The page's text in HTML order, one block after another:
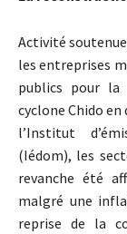
Activité
les entreprises
publics pour la
cyclone Chido
l’Institut
(Iédom), les
revanche été
malgré une
reprise de la